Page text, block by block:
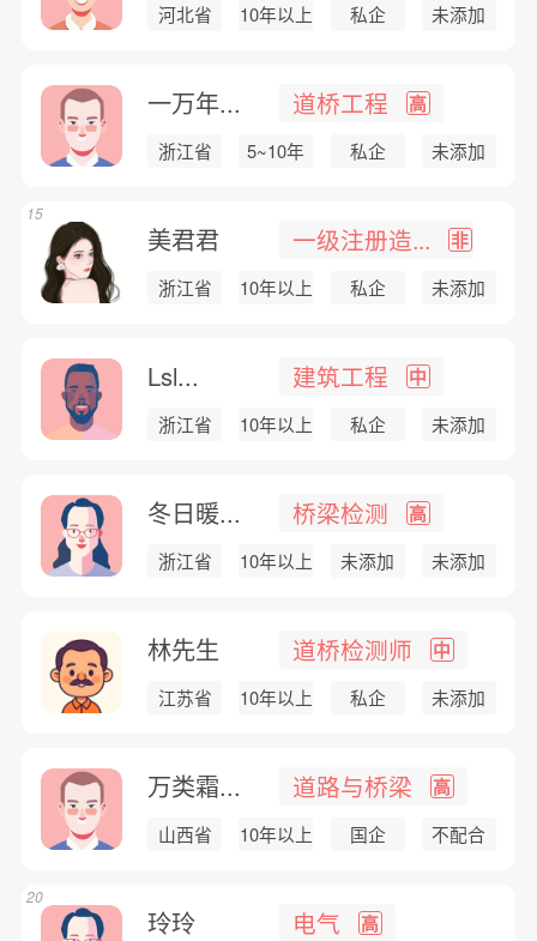
河北省 10年以上 私企 未添加
一万年... 道桥工程 高
浙江省 5~10年 私企 未添加
美君君 一级注册造... 非
浙江省 10年以上 私企 未添加
15
Lsl... 建筑工程 中
浙江省 10年以上 私企 未添加
冬日暖... 桥梁检测 高
浙江省 10年以上 未添加 未添加
林先生 道桥检测师 中
江苏省 10年以上 私企 未添加
万类霜... 道路与桥梁 高
山西省 10年以上 国企 不配合
玲玲 电气 高
20